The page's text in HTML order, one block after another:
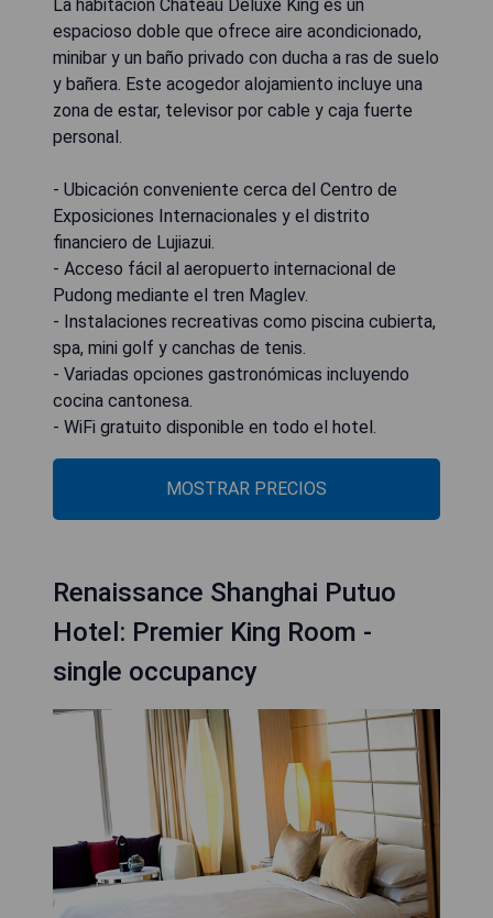
La habitación Chateau Deluxe King es un
espacioso doble que ofrece aire acondicionado,
minibar y un baño privado con ducha a ras de suelo
y bañera. Este acogedor alojamiento incluye una
zona de estar, televisor por cable y caja fuerte
personal.
- Ubicación conveniente cerca del Centro de
Exposiciones Internacionales y el distrito
financiero de Lujiazui.
- Acceso fácil al aeropuerto internacional de
Pudong mediante el tren Maglev.
- Instalaciones recreativas como piscina cubierta,
spa, mini golf y canchas de tenis.
- Variadas opciones gastronómicas incluyendo
cocina cantonesa.
- WiFi gratuito disponible en todo el hotel.
MOSTRAR PRECIOS
Renaissance Shanghai Putuo
Hotel: Premier King Room -
single occupancy